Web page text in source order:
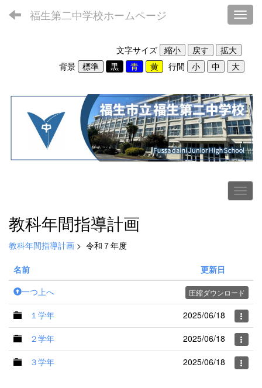
福生第二中学校ホームページ
文字サイズ
背景
行間
教科年間指導計画
教科年間指導計画 > 令和７年度
名前
更新日
一つ上へ
圧縮ダウンロード
１学年
2025/06/18
２学年
2025/06/18
３学年
2025/06/18